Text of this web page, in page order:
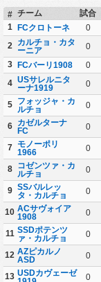
# チーム 試合
1 FCクロトーネ 0
2
カルチョ・カタ
ーニア
0
3 FCバーリ1908 0
4
USサレルニタ
ーナ1919
0
5
フォッジャ・カ
ルチョ
0
6
カゼルターナ
FC
0
7
モノーポリ
1966
0
8
コゼンツァ・カ
ルチョ
0
9
SSバルレッ
タ・カルチョ
0
10 ACサヴォイア
1908
0
11 SSDポテンツ
ァ・カルチョ
0
12 AZピカルノ
ASD
0
13 USDカヴェーゼ
0